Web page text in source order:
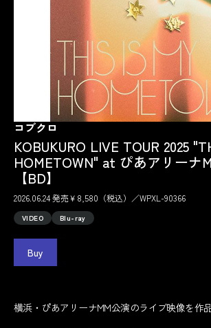
コブクロ
KOBUKURO LIVE TOUR 2025
HOMETOWN" at ぴあアリーナ
【BD】
2026.06.24 発売￥8,580（税込）／WPXL-90366
VIDEO Blu-ray
Buy
横浜・ぴあアリーナMM公演のライブ映像を作